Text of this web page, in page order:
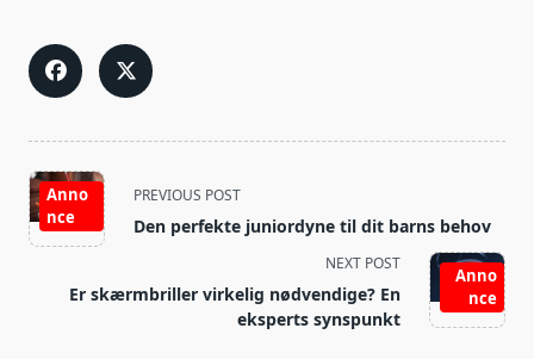
<span
class="nav-
subtitle
reader-
Anno
nce
PREVIOUS POST
Den perfekte juniordyne til dit barns behov
Anno
nce
NEXT POST
Er skærmbriller virkelig nødvendige? En
eksperts synspunkt